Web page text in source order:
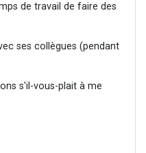
de travail de faire des
ses collègues (pendant
s'il-vous-plait à me